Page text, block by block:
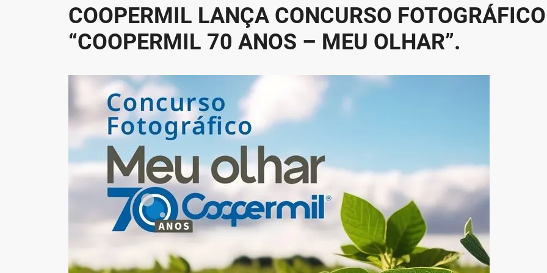
COOPERMIL LANÇA CONCURSO FOTOGRÁFICO
“COOPERMIL 70 ANOS – MEU OLHAR”.